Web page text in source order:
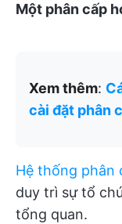
Một phân cấp
Xem thêm:
cài đặt phân
Hệ thống phân
duy trì sự tổ
tổng quan.